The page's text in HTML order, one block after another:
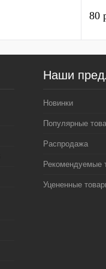
80
Наши
Новинки
Популярные
Распродажа
Рекомендуемые
Уцененные